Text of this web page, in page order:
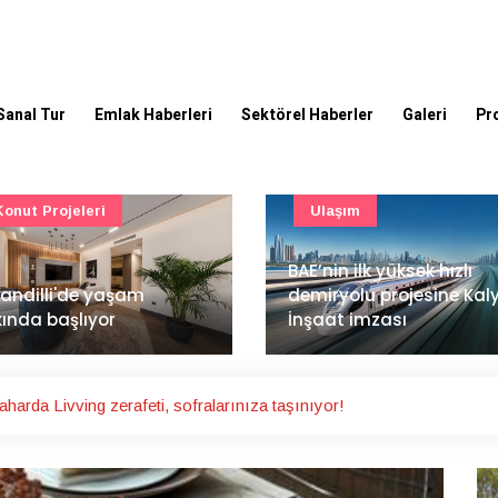
Tur Emlak Haberleri Sektörel Haberler Galeri
ilk yüksek hızlı
projesine Kalyon
imzası
Mimarlık ve mühendislik
projeleri e-PYS ile dijital
ortama taşınacak
Güncel
Livving zerafeti, sofralarınıza taşınıyor!